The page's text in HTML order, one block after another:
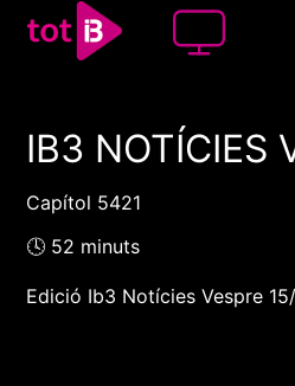
00:00 00:00
IB3 NOTÍCIES
Capítol 5421
🕓 52 minuts
Edició Ib3 Notícies Vespre